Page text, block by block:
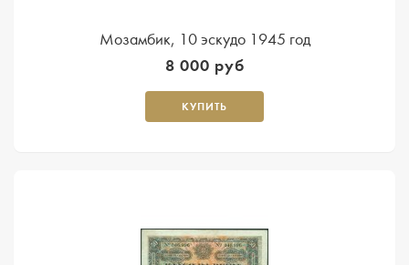
Мозамбик, 10 эскудо 1945 год
8 000 руб
КУПИТЬ